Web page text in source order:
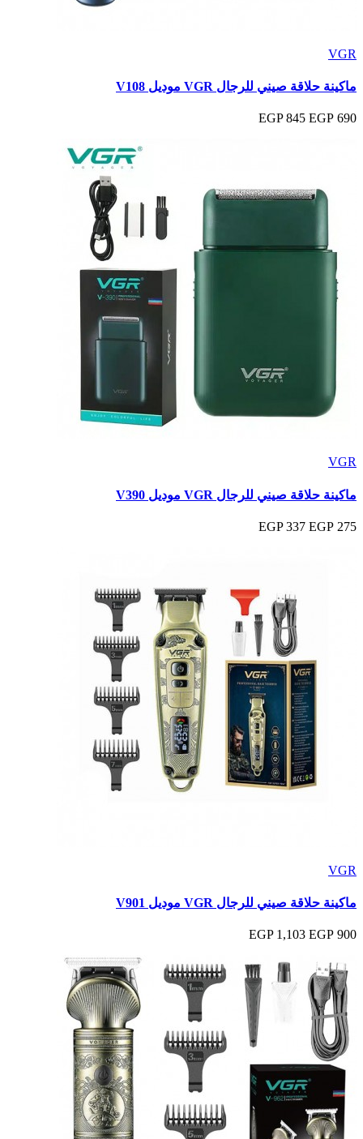
VGR
ماكينة حلاقة صيني للرجال VGR موديل V108
690 EGP
845 EGP
VGR
ماكينة حلاقة صيني للرجال VGR موديل V390
275 EGP
337 EGP
VGR
ماكينة حلاقة صيني للرجال VGR موديل V901
900 EGP
1,103 EGP